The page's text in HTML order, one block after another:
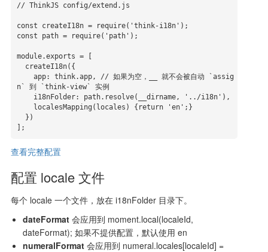
// ThinkJS config/extend.js
const createI18n = require('think-i18n');
const path = require('path');
module.exports = [
n` 到 `think-view` 实例
查看完整配置
配置 locale 文件
每个 locale 一个文件，放在 i18nFolder 目录下。
dateFormat会应用到 moment.local(localeId,
dateFormat); 如果不提供配置，默认使用 en
numeralFormat会应用到 numeral.locales[localeId] =